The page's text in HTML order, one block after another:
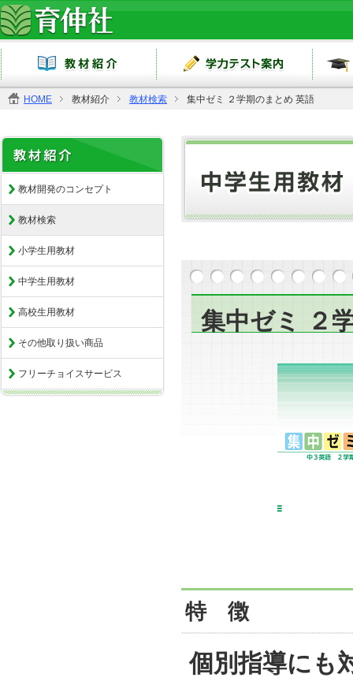
HOME 教材紹介 教材検索 集中ゼミ ２学期のまとめ 英語
教材開発のコンセプト
教材検索
小学生用教材
中学生用教材
高校生用教材
その他取り扱い商品
フリーチョイスサービス
集中ゼミ ２
特 徴
個別指導にも